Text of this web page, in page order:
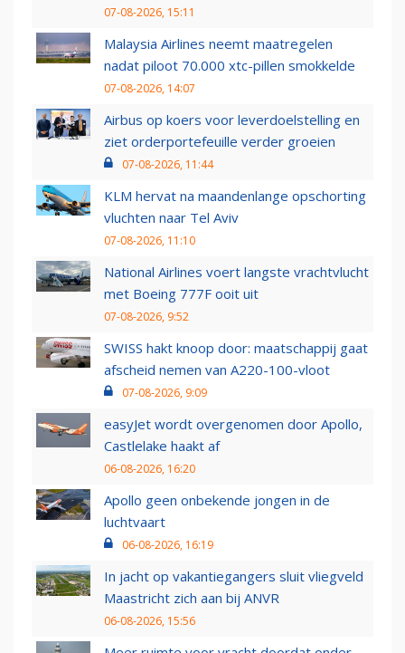
07-08-2026, 15:11
Malaysia Airlines neemt maatregelen
nadat piloot 70.000 xtc-pillen smokkelde
07-08-2026, 14:07
Airbus op koers voor leverdoelstelling en
ziet orderportefeuille verder groeien
07-08-2026, 11:44
KLM hervat na maandenlange opschorting
vluchten naar Tel Aviv
07-08-2026, 11:10
National Airlines voert langste vrachtvlucht
met Boeing 777F ooit uit
07-08-2026, 9:52
SWISS hakt knoop door: maatschappij gaat
afscheid nemen van A220-100-vloot
07-08-2026, 9:09
easyJet wordt overgenomen door Apollo,
Castlelake haakt af
06-08-2026, 16:20
Apollo geen onbekende jongen in de
luchtvaart
06-08-2026, 16:19
In jacht op vakantiegangers sluit vliegveld
Maastricht zich aan bij ANVR
06-08-2026, 15:56